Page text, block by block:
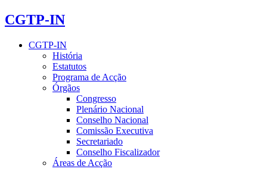
CGTP-IN
CGTP-IN
História
Estatutos
Programa de Acção
Órgãos
Congresso
Plenário Nacional
Conselho Nacional
Comissão Executiva
Secretariado
Conselho Fiscalizador
Áreas de Acção